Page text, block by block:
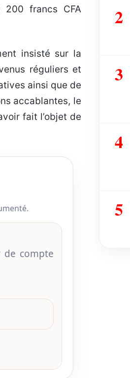
200 francs CFA
insisté sur la
réguliers et
ainsi que de
accablantes, le
fait l’objet de
de compte
2
3
4
5